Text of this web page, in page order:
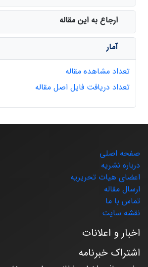
ارجاع به این مقاله
آمار
تعداد مشاهده مقاله
تعداد دریافت فایل اصل مقاله
صفحه اصلی
درباره نشریه
اعضای هیات تحریریه
ارسال مقاله
تماس با ما
نقشه سایت
اخبار و اعلانات
اشتراک خبرنامه